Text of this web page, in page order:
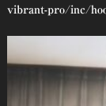
ー
シ
ョ
vibrant-pro/inc/